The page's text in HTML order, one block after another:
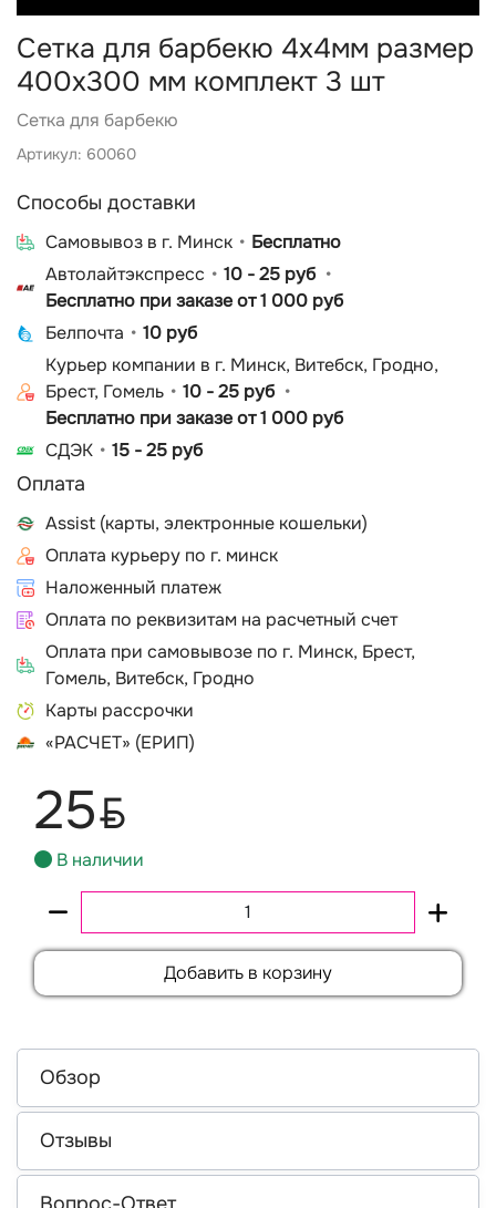
Сетка для барбекю 4х4мм размер
400х300 мм комплект 3 шт
Сетка для барбекю
Артикул: 60060
Способы доставки
Cамовывоз в г. Минск
Бесплатно
Автолайтэкспресс
10 - 25 руб
Бесплатно при заказе от 1 000 руб
Белпочта
10 руб
Курьер компании в г. Минск, Витебск, Гродно,
Брест, Гомель
10 - 25 руб
Бесплатно при заказе от 1 000 руб
СДЭК
15 - 25 руб
Оплата
Assist (карты, электронные кошельки)
Оплата курьеру по г. минск
Наложенный платеж
Оплата по реквизитам на расчетный счет
Оплата при самовывозе по г. Минск, Брест,
Гомель, Витебск, Гродно
Карты рассрочки
«РАСЧЕТ» (ЕРИП)
25BYN
В наличии
Добавить в корзину
Обзор
Отзывы